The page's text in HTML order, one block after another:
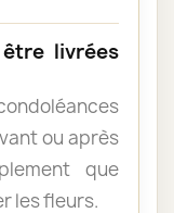
livrées
ou après
que
les fleurs.